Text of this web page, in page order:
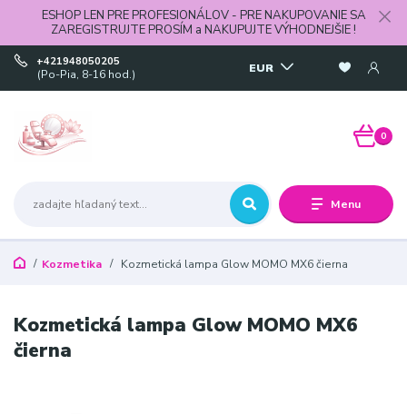
ESHOP LEN PRE PROFESIONÁLOV - PRE NAKUPOVANIE SA
ZAREGISTRUJTE PROSÍM a NAKUPUJTE VÝHODNEJŠIE !
Menu
EUR
+421948050205
(Po-Pia, 8-16 hod.)
0
Kozmetika Kozmetická lampa Glow MOMO MX6 čierna
Kozmetická lampa Glow MOMO MX6
čierna